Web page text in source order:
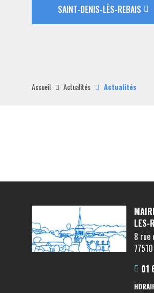
SAINT-DENIS-LÈS-REBAIS
Accueil Actualités Actualités
LES-
8 rue
01